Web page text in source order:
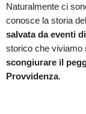
Naturalmente ci
conosce la storia
salvata da eventi
storico che viviamo
scongiurare il
Provvidenza.